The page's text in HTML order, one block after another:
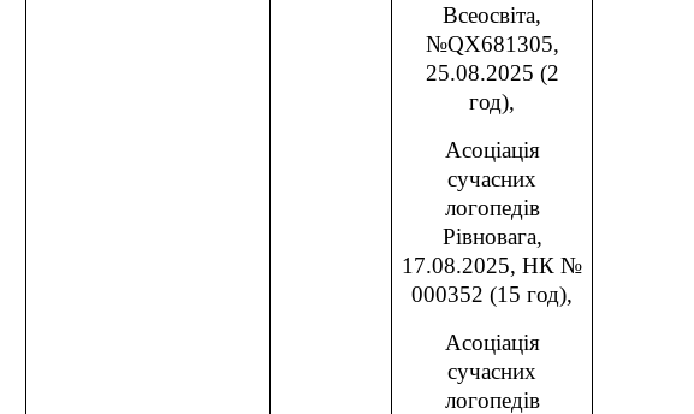
Всеосвіта,
№QX681305,
25.08.2025 (2
год),
Асоціація
сучасних
логопедів
Рівновага,
17.08.2025, НК №
000352 (15 год),
Асоціація
сучасних
логопедів